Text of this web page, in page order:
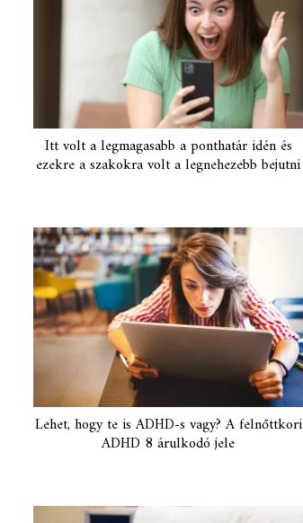
Itt volt a legmagasabb a ponthatár idén és
ezekre a szakokra volt a legnehezebb bejutni
Lehet, hogy te is ADHD-s vagy? A felnőttkori
ADHD 8 árulkodó jele